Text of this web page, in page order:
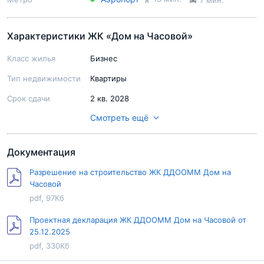
Характеристики ЖК «Дом на Часовой»
Класс жилья Бизнес
Тип недвижимости Квартиры
Срок сдачи 2 кв. 2028
Строительство не начато
Территория
Балкон/Лоджия Нет
Терраса
Форма продажи Предварительный ДДУ
Военная ипотека Нет
Смотреть ещё
Документация
Разрешение на строительство ЖК ДДООММ Дом на
Часовой
pdf, 97Кб
Проектная декларация ЖК ДДООММ Дом на Часовой от
25.12.2025
pdf, 330Кб